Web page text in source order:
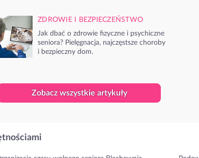
ZDROWIE I BEZPIECZEŃSTWO
Jak dbać o zdrowie fizyczne i psychiczne
seniora? Pielęgnacja, najczęstsze choroby
i bezpieczny dom.
Zobacz wszystkie artykuły